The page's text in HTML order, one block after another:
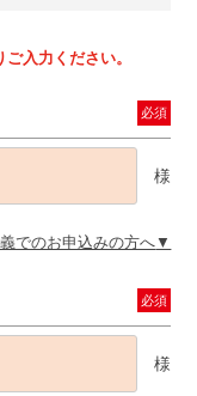
入力ください。
必須
様
でのお申込みの方へ
必須
様